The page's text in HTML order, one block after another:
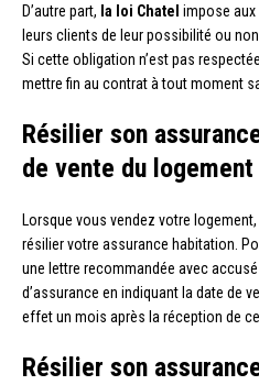
D’autre part, la loi Chatel impose aux
leurs clients de leur possibilité ou
Si cette obligation n’est pas
mettre fin au contrat à tout moment
Résilier son
de vente du logement
Lorsque vous vendez votre
résilier votre assurance habitation.
une lettre recommandée avec
d’assurance en indiquant la date de
effet un mois après la réception de
Résilier son